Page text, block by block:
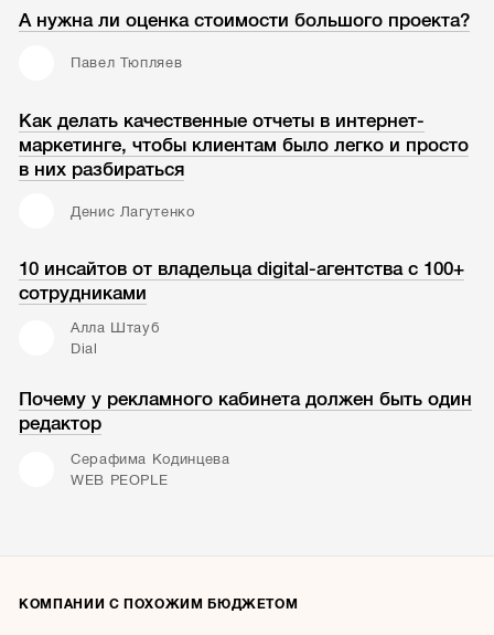
А нужна ли оценка стоимости большого проекта?
Павел Тюпляев
Как делать качественные отчеты в интернет-
маркетинге, чтобы клиентам было легко и просто
в них разбираться
Денис Лагутенко
10 инсайтов от владельца digital-агентства с 100+
сотрудниками
Алла Штауб
Dial
Почему у рекламного кабинета должен быть один
редактор
Серафима Кодинцева
WEB PEOPLE
КОМПАНИИ С ПОХОЖИМ БЮДЖЕТОМ